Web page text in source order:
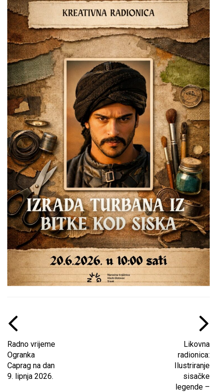
Radno vrijeme
Ogranka
Caprag na dan
9. lipnja 2026.
Likovna
radionica:
Ilustriranje
sisačke
legende –